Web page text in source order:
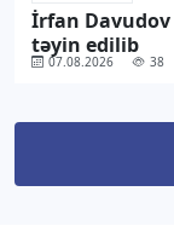
İrfan Davudov
təyin edilib
07.08.2026 38